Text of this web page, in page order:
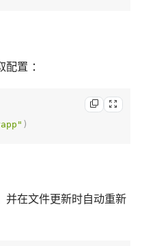
置 ：
)
并在文件更新时自动重新